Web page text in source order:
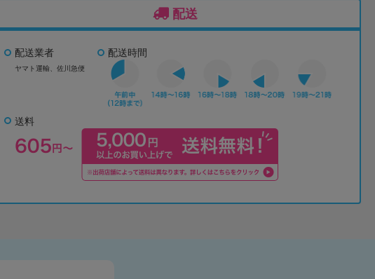
配送
配送業者
ヤマト運輸、佐川急便
配送時間
送料